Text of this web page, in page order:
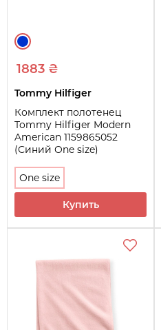
1883 ₴
Tommy Hilfiger
Комплект полотенец
Tommy Hilfiger Modern
American 1159865052
(Синий One size)
One size
Купить